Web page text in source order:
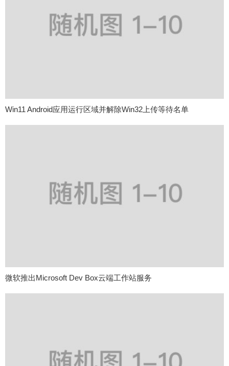
Win11 Android应用运行区域并解除Win32上传等待名单
微软推出Microsoft Dev Box云端工作站服务